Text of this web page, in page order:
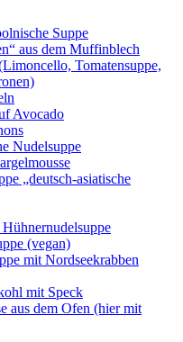
Suppe
aus dem Muffinblech
Tomatensuppe,
Avocado
Nudelsuppe
„deutsch-asiatische
(vegan)
mit Nordseekrabben
mit Speck
aus dem Ofen (hier mit